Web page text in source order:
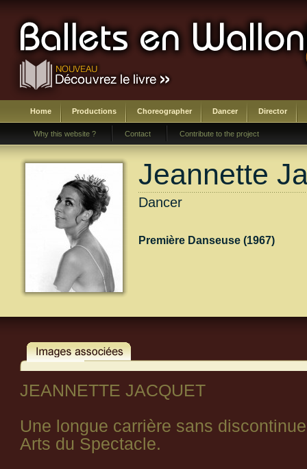
Home Productions Choreographer Dancer Director
Why this website ? Contact Contribute to the project
Jeannette
Dancer
Première Danseuse (1967)
JEANNETTE JACQUET
Une longue carrière sans
Arts du Spectacle.